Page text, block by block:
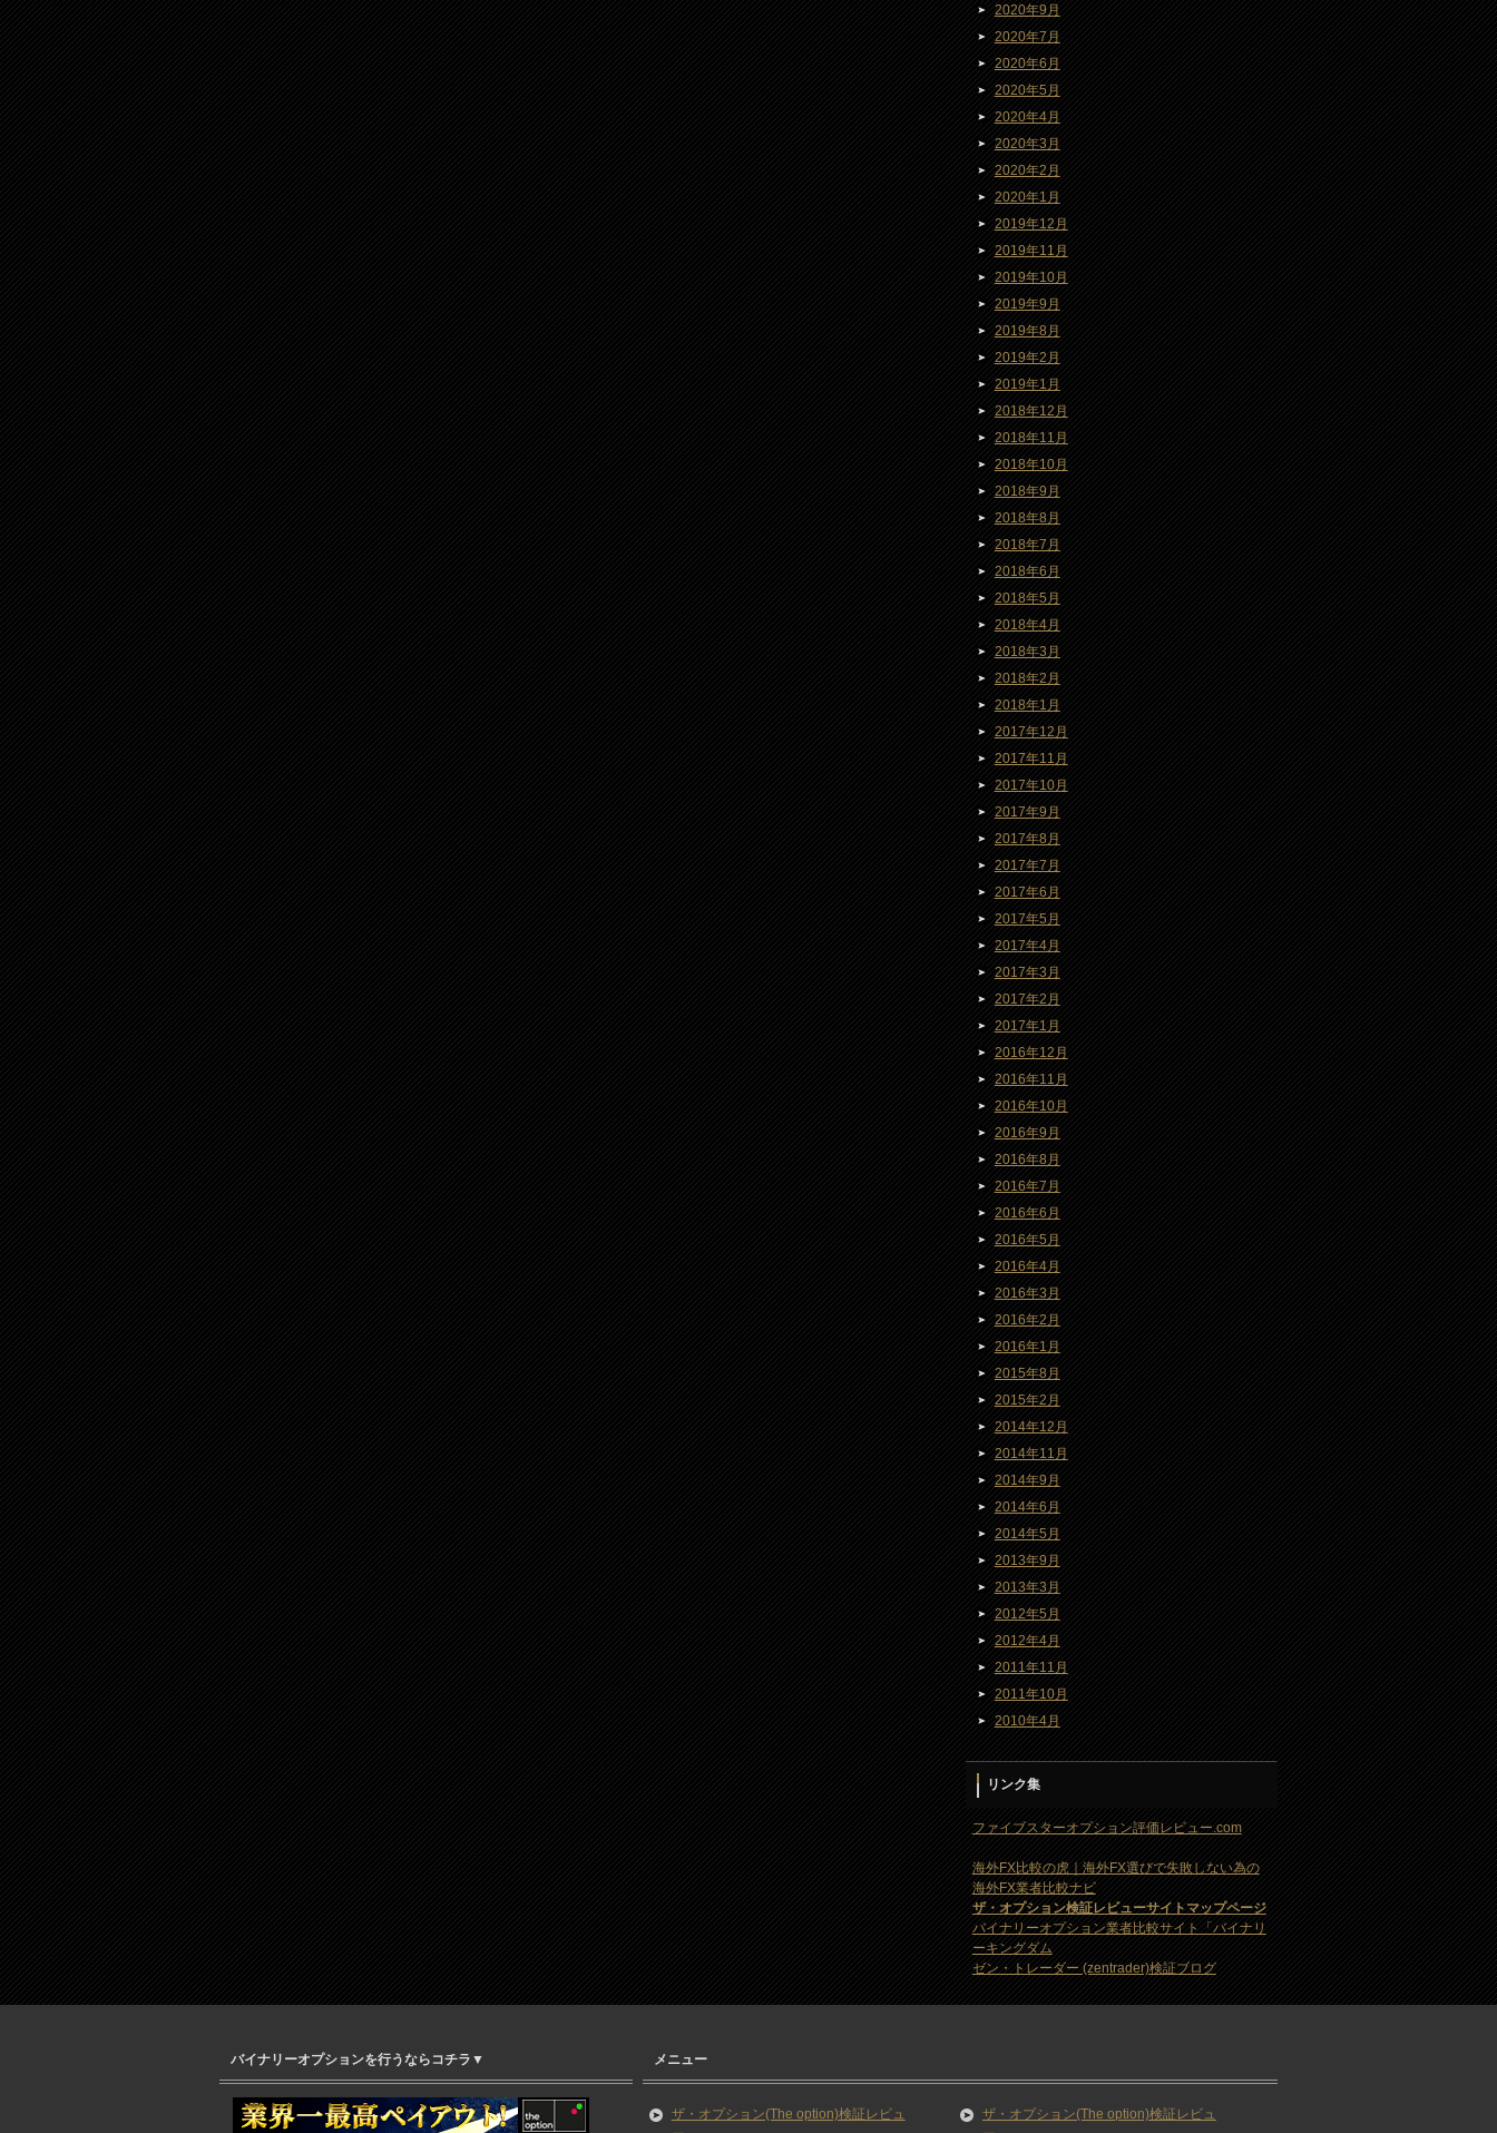
2020年9月
2020年7月
2020年6月
2020年5月
2020年4月
2020年3月
2020年2月
2020年1月
2019年12月
2019年11月
2019年10月
2019年9月
2019年8月
2019年2月
2019年1月
2018年12月
2018年11月
2018年10月
2018年9月
2018年8月
2018年7月
2018年6月
2018年5月
2018年4月
2018年3月
2018年2月
2018年1月
2017年12月
2017年11月
2017年10月
2017年9月
2017年8月
2017年7月
2017年6月
2017年5月
2017年4月
2017年3月
2017年2月
2017年1月
2016年12月
2016年11月
2016年10月
2016年9月
2016年8月
2016年7月
2016年6月
2016年5月
2016年4月
2016年3月
2016年2月
2016年1月
2015年8月
2015年2月
2014年12月
2014年11月
2014年9月
2014年6月
2014年5月
2013年9月
2013年3月
2012年5月
2012年4月
2011年11月
2011年10月
2010年4月
リンク集
ファイブスターオプション評価レビュー.com
海外FX比較の虎｜海外FX選びで失敗しない為の
海外FX業者比較ナビ
ザ・オプション検証レビューサイトマップページ
バイナリーオプション業者比較サイト「バイナリ
ーキングダム
ゼン・トレーダー (zentrader)検証ブログ
バイナリーオプションを行うならコチラ▼ メニュー
ザ・オプション(The option)検証レビュ
ザ・オプション(The option)検証レビュ